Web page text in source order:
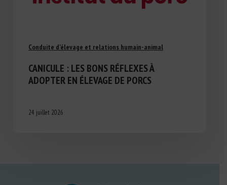
Conduite d'élevage et relations humain-animal
CANICULE : LES BONS RÉFLEXES À
ADOPTER EN ÉLEVAGE DE PORCS
24 juillet 2026